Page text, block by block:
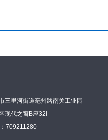
三里河街道亳州路南关工业园
现代之窗B座32i
709211280